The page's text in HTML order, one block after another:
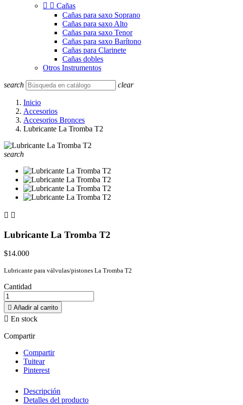
  Cañas
Cañas para saxo Soprano
Cañas para saxo Alto
Cañas para saxo Tenor
Cañas para saxo Barítono
Cañas para Clarinete
Cañas dobles
Otros Instrumentos
search clear
Inicio
Accesorios
Accesorios Bronces
Lubricante La Tromba T2
search
 
Lubricante La Tromba T2
$14.000
Lubricante para válvulas/pistones La Tromba T2
Cantidad
 Añadir al carrito
 En stock
Compartir
Compartir
Tuitear
Pinterest
Descripción
Detalles del producto